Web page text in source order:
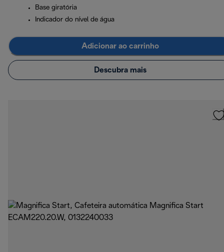
Base giratória
Indicador do nível de água
Adicionar ao carrinho
Descubra mais